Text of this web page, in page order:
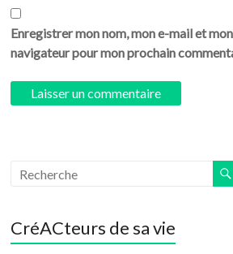
Enregistrer mon nom, mon e-mail et
navigateur pour mon prochain
CréACteurs de sa vie